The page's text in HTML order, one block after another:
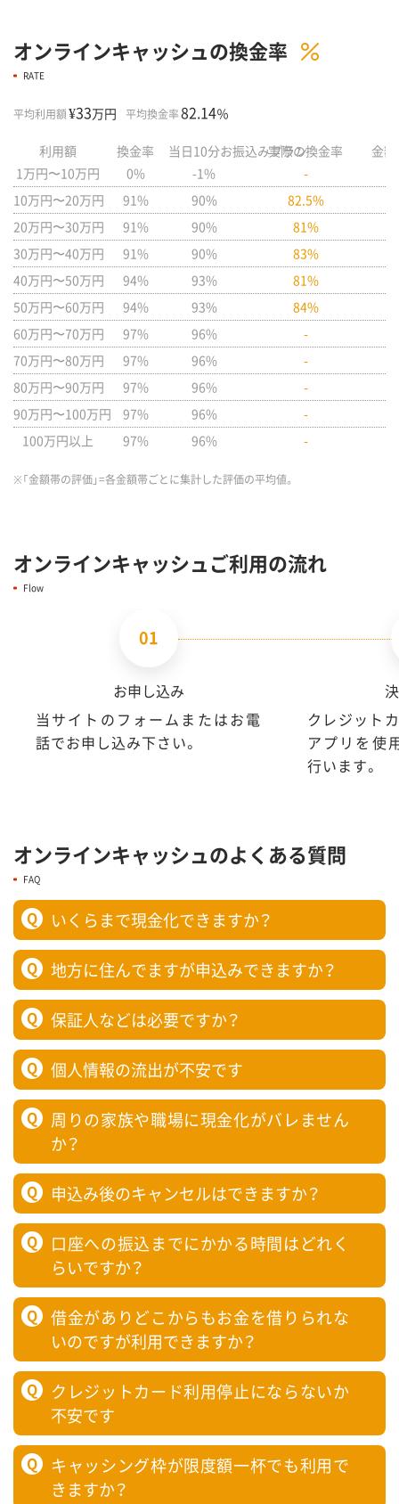
オンラインキャッシュの換金率
RATE
平均利用額¥33万円 平均換金率82.14％
利用額 換金率 当日10分お振込みプラン
実際の換金率
金
1万円〜10万円
0% -1%
-
10万円〜20万円
91% 90% 82.5%
20万円〜30万円
91% 90% 81%
30万円〜40万円
91% 90% 83%
40万円〜50万円
94% 93% 81%
50万円〜60万円
94% 93% 84%
60万円〜70万円
97% 96%
-
70万円〜80万円
97% 96%
-
80万円〜90万円
97% 96%
-
90万円〜100万円
97% 96%
-
100万円以上
97% 96% -
※「金額帯の評価」=各金額帯ごとに集計した評価の平均値。
オンラインキャッシュご利用の流れ
Flow
01
お申し込み
当サイトのフォームまたはお電
話でお申し込み下さい。
クレジット
アプリを使
行います。
オンラインキャッシュのよくある質問
FAQ
Q いくらまで現金化できますか？
Q 地方に住んでますが申込みできますか？
Q 保証人などは必要ですか？
Q 個人情報の流出が不安です
Q
周りの家族や職場に現金化がバレません
か？
Q 申込み後のキャンセルはできますか？
Q
口座への振込までにかかる時間はどれく
らいですか？
Q
借金がありどこからもお金を借りられな
いのですが利用できますか？
Q
クレジットカード利用停止にならないか
不安です
Q
キャッシング枠が限度額一杯でも利用で
きますか？